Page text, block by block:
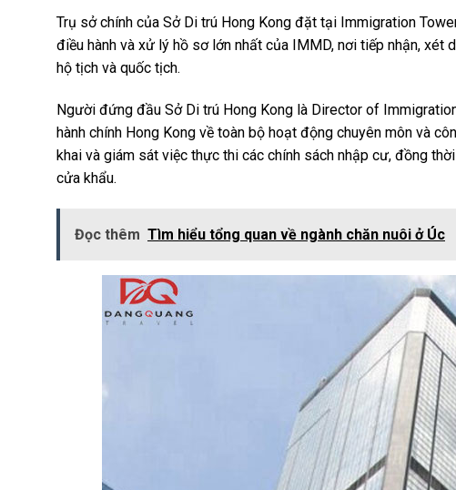
Trụ sở chính của Sở Di trú Hong Kong đặt tại Immigration
điều hành và xử lý hồ sơ lớn nhất của IMMD, nơi tiếp nhận,
hộ tịch và quốc tịch.
Người đứng đầu Sở Di trú Hong Kong là Director of
hành chính Hong Kong về toàn bộ hoạt động chuyên môn và
khai và giám sát việc thực thi các chính sách nhập cư, đồng
cửa khẩu.
Đọc thêm Tìm hiểu tổng quan về ngành chăn nuôi ở Úc